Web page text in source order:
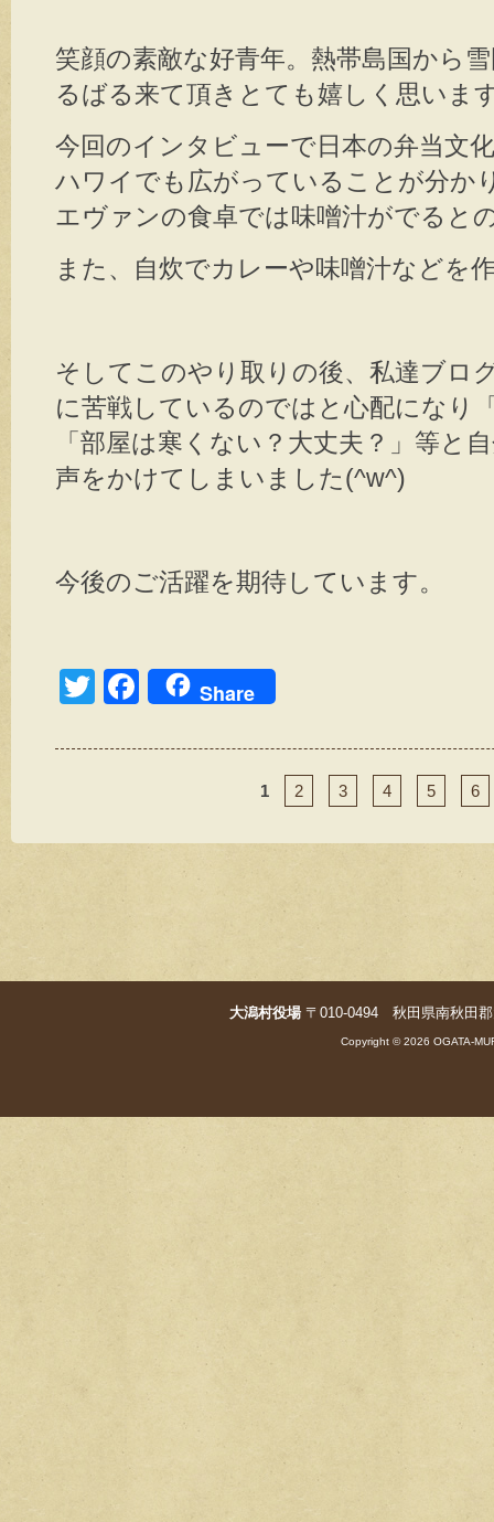
笑顔の素敵な好青年。熱帯島国から
るばる来て頂きとても嬉しく思いま
今回のインタビューで日本の弁当文
ハワイでも広がっていることが分か
エヴァンの食卓では味噌汁がでると
また、自炊でカレーや味噌汁などを
そしてこのやり取りの後、私達ブロ
に苦戦しているのではと心配になり
「部屋は寒くない？大丈夫？」等と
声をかけてしまいました(^w^)
今後のご活躍を期待しています。
T
tt
F
c
Share
1 2 3 4 5 6
大潟村役場〒010-0494 秋田県南秋田
Copyright © 2026 OGATA-